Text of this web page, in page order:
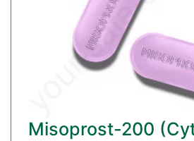
Misoprost-200